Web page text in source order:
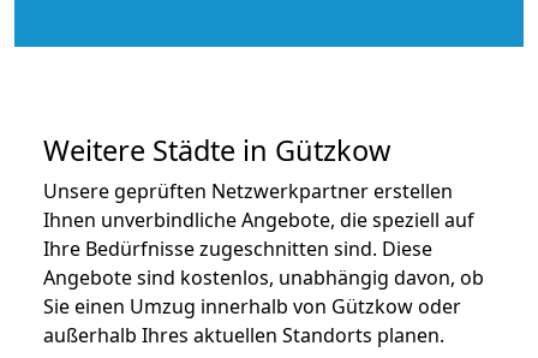
Weitere Städte in Gützkow
Unsere geprüften Netzwerkpartner erstellen
Ihnen unverbindliche Angebote, die speziell auf
Ihre Bedürfnisse zugeschnitten sind. Diese
Angebote sind kostenlos, unabhängig davon, ob
Sie einen Umzug innerhalb von Gützkow oder
außerhalb Ihres aktuellen Standorts planen.